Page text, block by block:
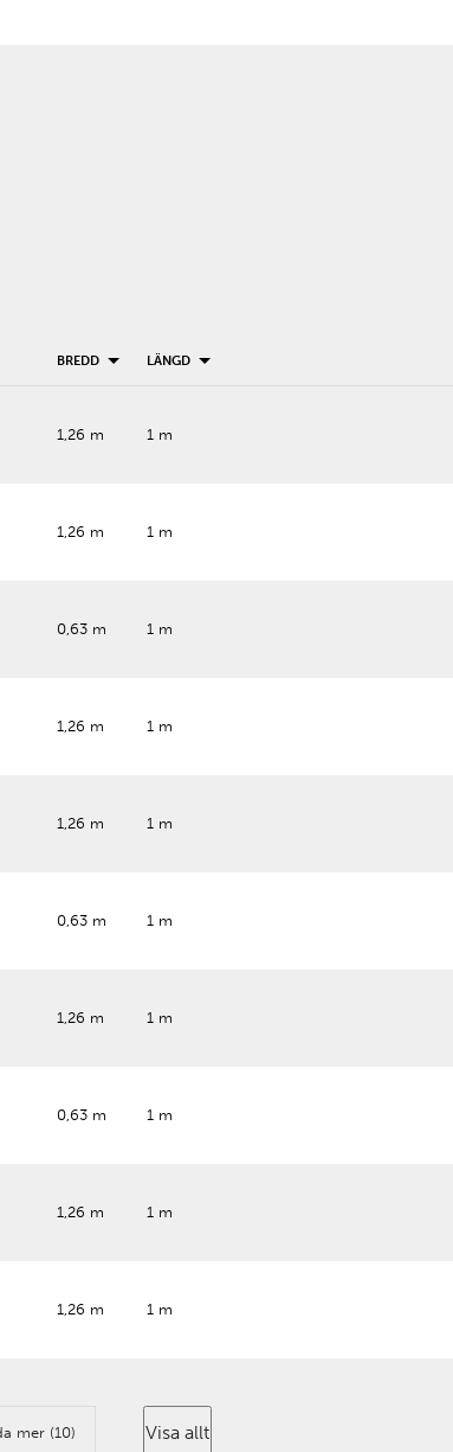
BREDD LÄNGD
1,26 m 1 m
1,26 m 1 m
0,63 m 1 m
1,26 m 1 m
1,26 m 1 m
0,63 m 1 m
1,26 m 1 m
0,63 m 1 m
1,26 m 1 m
1,26 m 1 m
mer (10) Visa allt